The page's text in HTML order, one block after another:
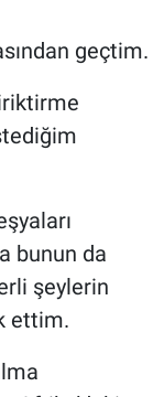
geçtim.
bunun da
şeylerin
ettim.